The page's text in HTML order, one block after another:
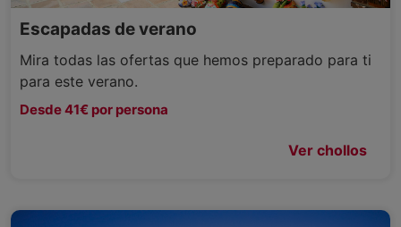
Escapadas de verano
Mira todas las ofertas que hemos preparado para ti
para este verano.
Desde 41€ por persona
Ver chollos